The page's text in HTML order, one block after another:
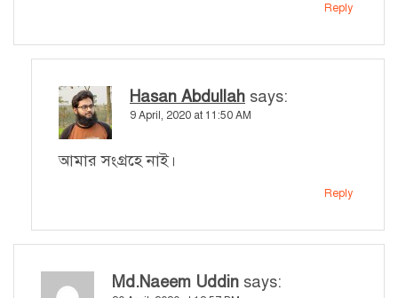
Reply
Hasan Abdullah says:
9 April, 2020 at 11:50 AM
আমার সংগ্রহে নাই।
Reply
Md.Naeem Uddin says: